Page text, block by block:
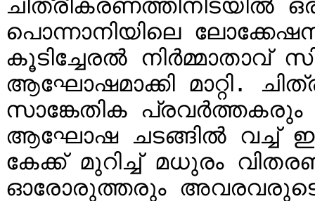
ചിത്രീകരണത്തിനിടയിൽ
പൊന്നാനിയിലെ
കൂടിച്ചേരൽ
ആഘോഷമാക്കി മാറ്റി.
സാങ്കേതിക പ്രവർത്തകരും
ആഘോഷ ചടങ്ങിൽ വച്ച്
കേക്ക് മുറിച്ച് മധുരം
ഓരോരുത്തരും